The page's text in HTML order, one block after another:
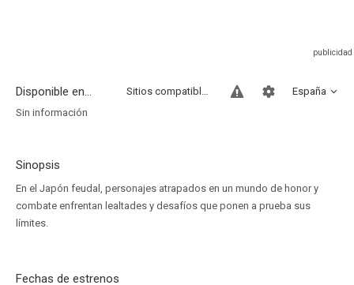
Disponible en... España
Sitios compatibles
Sin información
Sinopsis
En el Japón feudal, personajes atrapados en un mundo de honor y
combate enfrentan lealtades y desafíos que ponen a prueba sus
límites.
Fechas de estrenos